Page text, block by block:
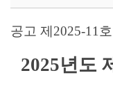
공고 제2025-11 호
2025년도 제